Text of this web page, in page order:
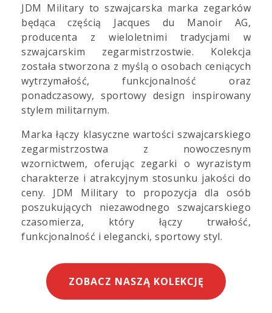
JDM Military to szwajcarska marka zegarków
będąca częścią Jacques du Manoir AG,
producenta z wieloletnimi tradycjami w
szwajcarskim zegarmistrzostwie. Kolekcja
została stworzona z myślą o osobach ceniących
wytrzymałość, funkcjonalność oraz
ponadczasowy, sportowy design inspirowany
stylem militarnym.
Marka łączy klasyczne wartości szwajcarskiego
zegarmistrzostwa z nowoczesnym
wzornictwem, oferując zegarki o wyrazistym
charakterze i atrakcyjnym stosunku jakości do
ceny. JDM Military to propozycja dla osób
poszukujących niezawodnego szwajcarskiego
czasomierza, który łączy trwałość,
funkcjonalność i elegancki, sportowy styl.
ZOBACZ NASZĄ KOLEKCJĘ